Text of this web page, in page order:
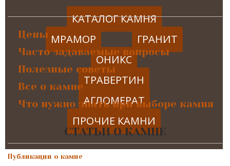
КАТАЛОГ КАМНЯ
МРАМОР
ГРАНИТ
ОНИКС
ТРАВЕРТИН
АГЛОМЕРАТ
ПРОЧИЕ КАМНИ
Цены
Часто задаваемые вопросы
Полезные советы
Все о камне
Что нужно знать при выборе камня
СТАТЬИ О КАМНЕ
Публикации о камне